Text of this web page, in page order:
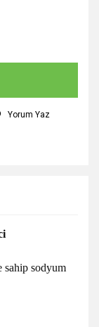
Yorum Yaz
sahip sodyum